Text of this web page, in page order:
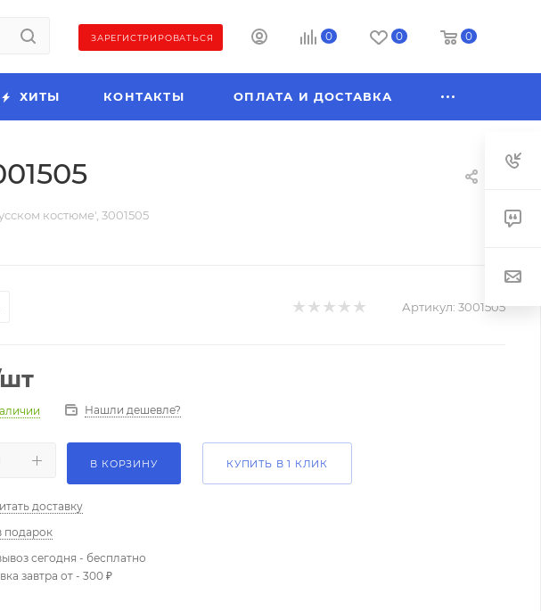
ЗАРЕГИСТРИРОВАТЬСЯ 0 0 0
ХИТЫ КОНТАКТЫ ОПЛАТА И ДОСТАВКА
костюме', 3001505
Артикул: 3001505
Нашли дешевле?
В КОРЗИНУ КУПИТЬ В 1 КЛИК
доставку
подарок
сегодня - бесплатно
завтра от - 300 ₽